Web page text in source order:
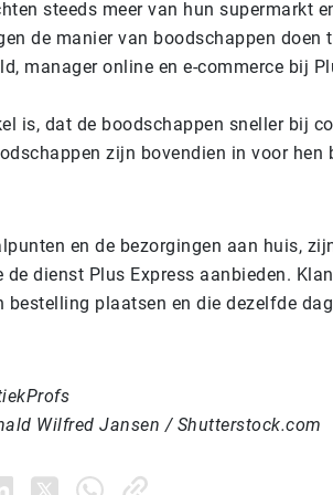
steeds meer van hun supermarkt
de manier van boodschappen doen
manager online en e-commerce bij
is, dat de boodschappen sneller bij
zijn bovendien in voor hen
en de bezorgingen aan huis,
dienst Plus Express aanbieden.
bestelling plaatsen en die dezelfde
Wilfred Jansen / Shutterstock.com